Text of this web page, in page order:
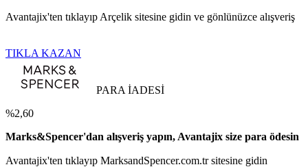
Avantajix'ten tıklayıp Arçelik sitesine gidin ve gönlünüzce alışveriş
TIKLA KAZAN
PARA İADESİ
%2,60
Marks&Spencer'dan alışveriş yapın, Avantajix size para ödesin
Avantajix'ten tıklayıp MarksandSpencer.com.tr sitesine gidin